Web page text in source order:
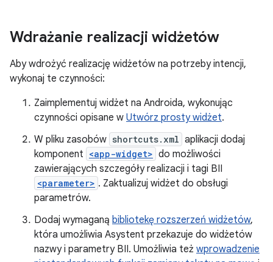
Wdrażanie realizacji widżetów
Aby wdrożyć realizację widżetów na potrzeby intencji,
wykonaj te czynności:
Zaimplementuj widżet na Androida, wykonując
czynności opisane w Utwórz prosty widżet.
W pliku zasobów shortcuts.xml aplikacji dodaj
komponent <app-widget> do możliwości
zawierających szczegóły realizacji i tagi BII
<parameter> . Zaktualizuj widżet do obsługi
parametrów.
Dodaj wymaganą bibliotekę rozszerzeń widżetów,
która umożliwia Asystent przekazuje do widżetów
nazwy i parametry BII. Umożliwia też wprowadzenie